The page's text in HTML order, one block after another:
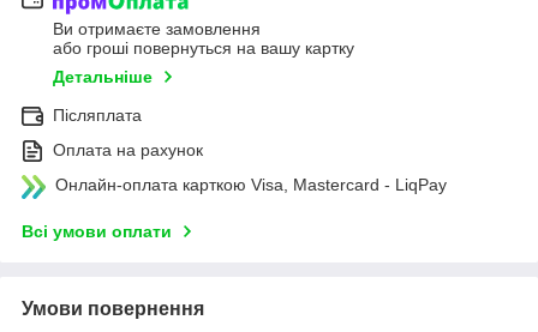
Ви отримаєте замовлення
або гроші повернуться на вашу картку
Детальніше
Післяплата
Оплата на рахунок
Онлайн-оплата карткою Visa, Mastercard - LiqPay
Всі умови оплати
Умови повернення